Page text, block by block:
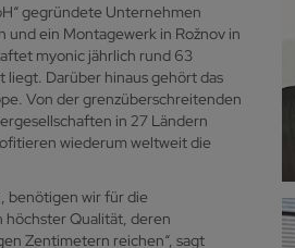
gegründete Unternehmen
und ein Montagewerk in Rožnov in
myonic jährlich rund 63
Darüber hinaus gehört das
Von der grenzüberschreitenden
in 27 Ländern
wiederum weltweit die
benötigen wir für die
höchster Qualität, deren
Zentimetern reichen“, sagt